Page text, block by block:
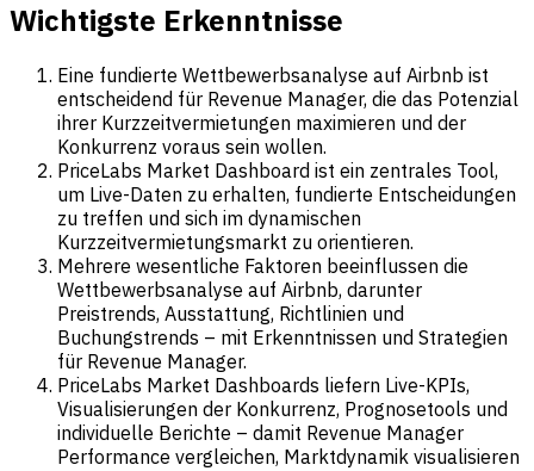
Wichtigste Erkenntnisse
Eine fundierte Wettbewerbsanalyse auf Airbnb ist
entscheidend für Revenue Manager, die das Potenzial
ihrer Kurzzeitvermietungen maximieren und der
Konkurrenz voraus sein wollen.
PriceLabs Market Dashboard ist ein zentrales Tool,
um Live-Daten zu erhalten, fundierte Entscheidungen
zu treffen und sich im dynamischen
Kurzzeitvermietungsmarkt zu orientieren.
Mehrere wesentliche Faktoren beeinflussen die
Wettbewerbsanalyse auf Airbnb, darunter
Preistrends, Ausstattung, Richtlinien und
Buchungstrends – mit Erkenntnissen und Strategien
für Revenue Manager.
PriceLabs Market Dashboards liefern Live-KPIs,
Visualisierungen der Konkurrenz, Prognosetools und
individuelle Berichte – damit Revenue Manager
Performance vergleichen, Marktdynamik visualisieren